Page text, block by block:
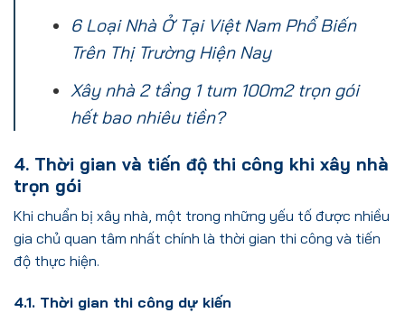
6 Loại Nhà Ở Tại Việt Nam Phổ Biến
Trên Thị Trường Hiện Nay
Xây nhà 2 tầng 1 tum 100m2 trọn gói
hết bao nhiêu tiền?
4. Thời gian và tiến độ thi công khi xây nhà
trọn gói
Khi chuẩn bị xây nhà, một trong những yếu tố được nhiều
gia chủ quan tâm nhất chính là thời gian thi công và tiến
độ thực hiện.
4.1. Thời gian thi công dự kiến